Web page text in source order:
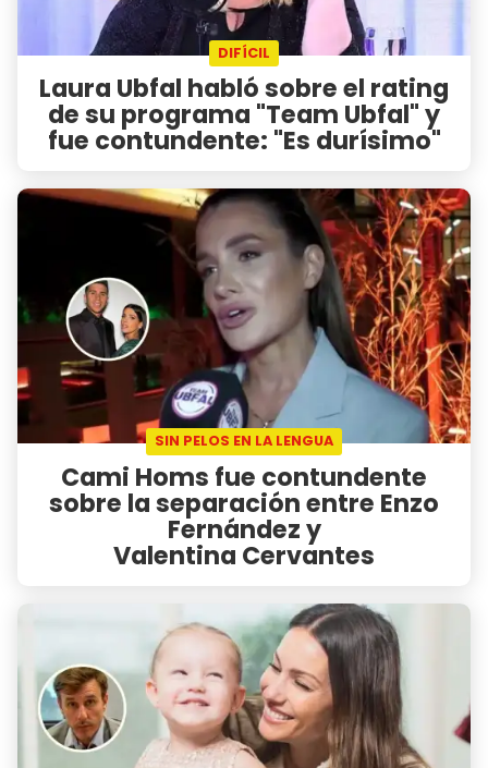
DIFÍCIL
Laura Ubfal habló sobre el rating
de su programa "Team Ubfal" y
fue contundente: "Es durísimo"
SIN PELOS EN LA LENGUA
Cami Homs fue contundente
sobre la separación entre Enzo
Fernández y
Valentina Cervantes